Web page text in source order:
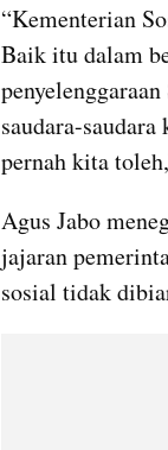
“Kementerian
Baik itu dalam
saudara-
pernah kita
Agus Jabo
jajaran
sosial tidak